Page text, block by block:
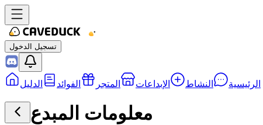
تسجيل الدخول
الرئيسية النشاط الإبداعات المتجر الفوائد الدليل
معلومات المبدع